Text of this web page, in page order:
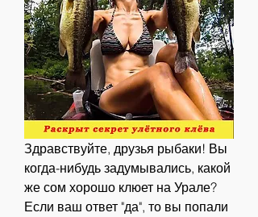
Здравствуйте, друзья рыбаки! Вы
когда-нибудь задумывались, какой
же сом хорошо клюет на Урале?
Если ваш ответ "да", то вы попали